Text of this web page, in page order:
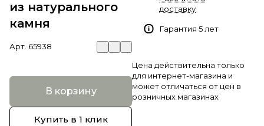
из натурального
камня
Арт. 65938
В корзину
Купить в 1 клик
доставку
Гарантия 5 лет
Цена действительна только
для интернет-магазина и
может отличаться от цен в
розничных магазинах